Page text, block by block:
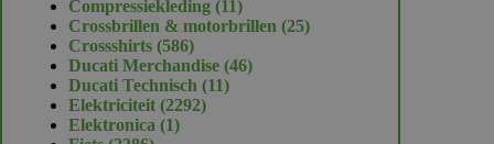
Compressiekleding 1111
producten
Crossbrillen & motorbrillen 2525
Crossshirts 586586
producten
Ducati Merchandise 4646
Ducati Technisch 1111
Elektriciteit 22922292
Elektronica 11